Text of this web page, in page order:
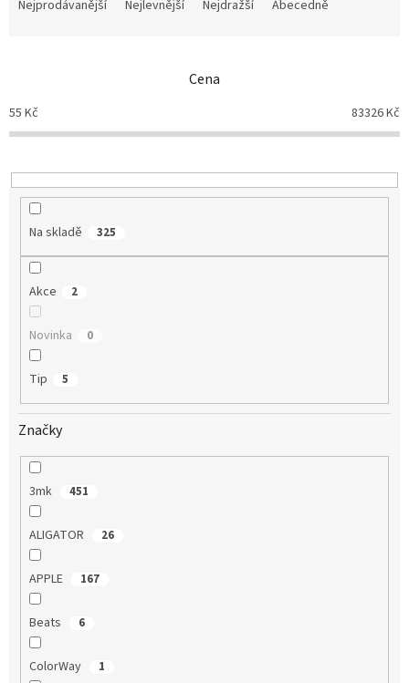
p
r
o
u
Nejprodávanější Nejlevnější Nejdražší Abecedně
Cena
55 Kč 83326Kč
Na skladě 325
Akce 2
Novinka 0
Tip 5
Značky
3mk 451
ALIGATOR 26
APPLE 167
Beats 6
ColorWay 1